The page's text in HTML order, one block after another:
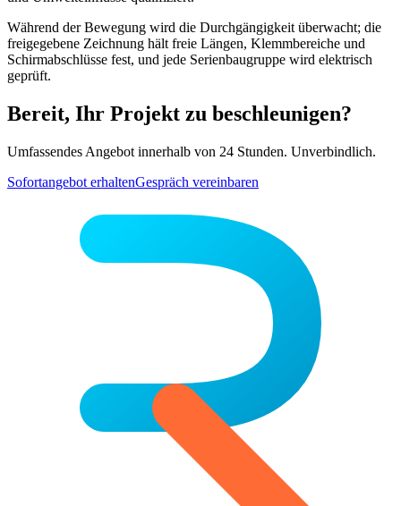
Während der Bewegung wird die Durchgängigkeit überwacht; die
freigegebene Zeichnung hält freie Längen, Klemmbereiche und
Schirmabschlüsse fest, und jede Serienbaugruppe wird elektrisch
geprüft.
Bereit, Ihr Projekt zu beschleunigen?
Umfassendes Angebot innerhalb von 24 Stunden. Unverbindlich.
Sofortangebot erhaltenGespräch vereinbaren